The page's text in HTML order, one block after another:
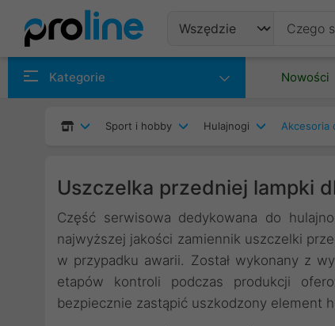
Kategorie Nowości
Sport i hobby Hulajnogi Akcesoria
Uszczelka przedniej lampki
Część serwisowa dedykowana do
najwyższej jakości zamiennik uszczelki
w przypadku awarii. Został wykonany z
etapów kontroli podczas produkcji
bezpiecznie zastąpić uszkodzony element